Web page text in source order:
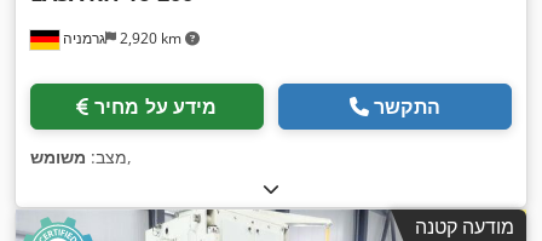
גרמניה 2,920 km
מידע על מחיר התקשר
מצב: משומש ,
מודעה קטנה